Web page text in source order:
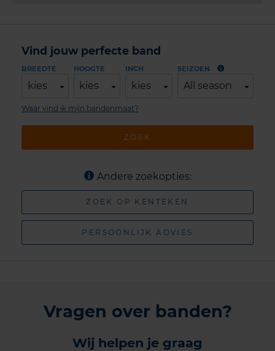
Vind jouw perfecte band
BREEDTE
kies
HOOGTE
kies
INCH
kies
SEIZOEN
All season
ZOEK
Waar vind ik mijn bandenmaat?
Andere zoekopties:
ZOEK OP KENTEKEN
PERSOONLIJK ADVIES
Vragen over banden?
Wij helpen je graag